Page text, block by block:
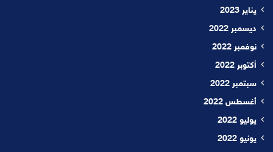
يناير 2023
ديسمبر 2022
نوفمبر 2022
أكتوبر 2022
سبتمبر 2022
أغسطس 2022
يوليو 2022
يونيو 2022